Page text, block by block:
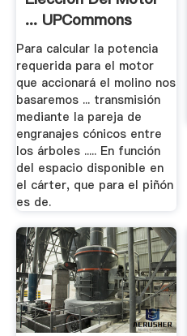
... UPCommons
Para calcular la potencia
requerida para el motor
que accionará el molino nos
basaremos ... transmisión
mediante la pareja de
engranajes cónicos entre
los árboles ..... En función
del espacio disponible en
el cárter, que para el piñón
es de.